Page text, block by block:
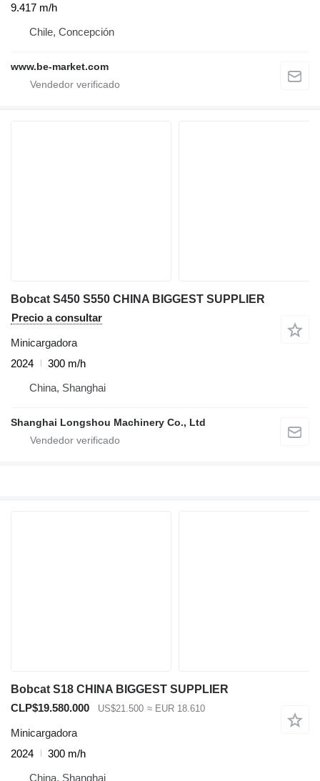
9.417 m/h
Chile, Concepción
www.be-market.com
Bobcat S450 S550 CHINA BIGGEST SUPPLIER
Precio a consultar
Minicargadora
2024
300 m/h
China, Shanghai
Shanghai Longshou Machinery Co., Ltd
Bobcat S18 CHINA BIGGEST SUPPLIER
CLP$19.580.000
US$21.500 ≈ EUR 18.610
Minicargadora
2024
300 m/h
China, Shanghai